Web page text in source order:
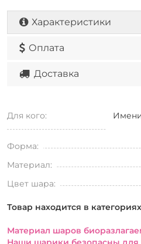
Характеристики
Оплата
Доставка
Для кого:
Форма:
Материал:
Цвет шара:
Товар находится в
Материал шаров